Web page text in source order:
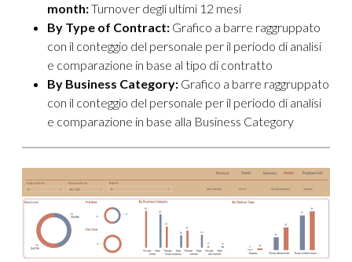
month:Turnover degli ultimi 12 mesi
By Type of Contract: Grafico a barre raggruppato
con il conteggio del personale per il periodo di analisi
e comparazione in base al tipo di contratto
By Business Category: Grafico a barre raggruppato
con il conteggio del personale per il periodo di analisi
e comparazione in base alla Business Category